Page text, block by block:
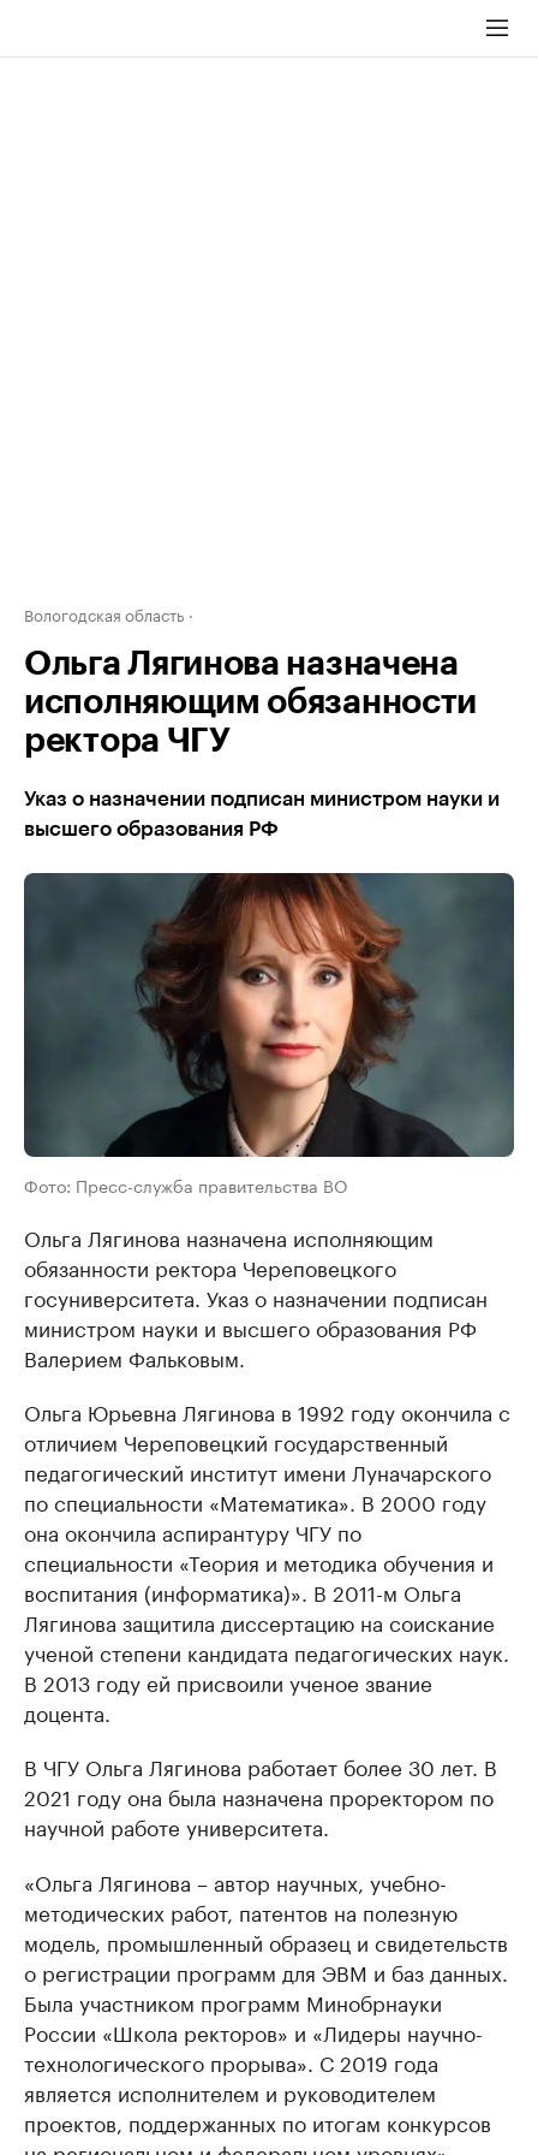
Вологодская область
Ольга Лягинова назначена
исполняющим обязанности
ректора ЧГУ
Указ о назначении подписан министром науки и
высшего образования РФ
Фото: Пресс-служба правительства ВО
Ольга Лягинова назначена исполняющим
обязанности ректора Череповецкого
госуниверситета. Указ о назначении подписан
министром науки и высшего образования РФ
Валерием Фальковым.
Ольга Юрьевна Лягинова в 1992 году окончила с
отличием Череповецкий государственный
педагогический институт имени Луначарского
по специальности «Математика». В 2000 году
она окончила аспирантуру ЧГУ по
специальности «Теория и методика обучения и
воспитания (информатика)». В 2011-м Ольга
Лягинова защитила диссертацию на соискание
ученой степени кандидата педагогических наук.
В 2013 году ей присвоили ученое звание
доцента.
В ЧГУ Ольга Лягинова работает более 30 лет. В
2021 году она была назначена проректором по
научной работе университета.
«Ольга Лягинова – автор научных, учебно-
методических работ, патентов на полезную
модель, промышленный образец и свидетельств
о регистрации программ для ЭВМ и баз данных.
Была участником программ Минобрнауки
России «Школа ректоров» и «Лидеры научно-
технологического прорыва». С 2019 года
является исполнителем и руководителем
проектов, поддержанных по итогам конкурсов